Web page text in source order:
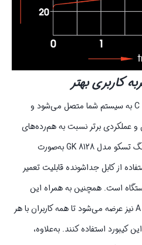
کاربری بهتر
این کیبورد سیمی با یک کابل تایپ C به سیستم شما متصل می‌شود و
و عملکردی برتر نسبت به هم‌رده‌های
خود دارد. کابل اتصال کیبورد گیمینگ تسکو مدل GK 8128 به‌صورت
از کابل جداشونده قابلیت تعمیر
است. همچنین به همراه این
کیبورد یک تبدیل تایپ C به تایپ A نیز عرضه می‌شود تا همه کاربران با هر
کیبورد استفاده کنند. به‌علاوه،